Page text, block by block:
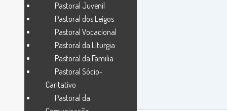
Pastoral Juvenil
Pastoral dos Leigos
Pastoral Vocacional
Pastoral da Liturgia
Pastoral da Familia
Pastoral Sócio-
Caritativo
Pastoral da